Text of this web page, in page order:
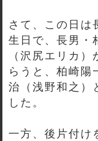
さて、この日は
生日で、長男・
（沢尻エリカ
らうと、柏崎陽
治（浅野和之）
した。
一方、後片付け